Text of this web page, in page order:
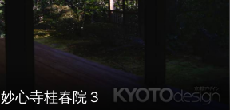
妙心寺桂春院３